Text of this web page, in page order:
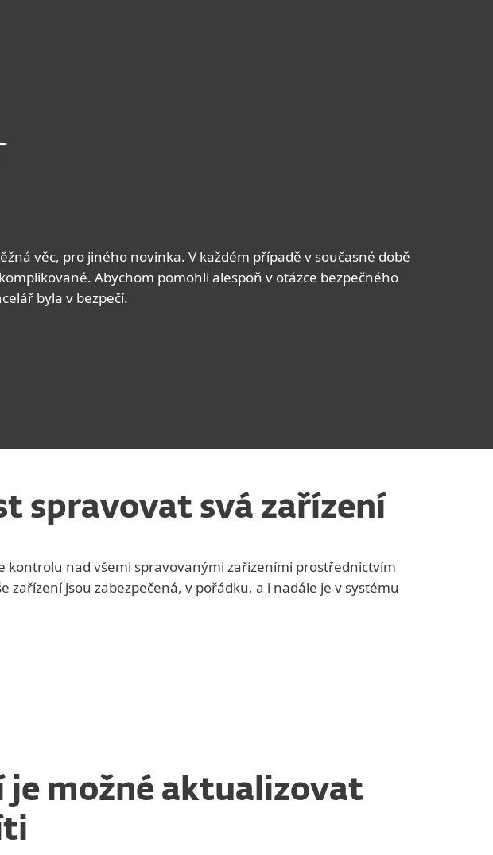
věc, pro jiného novinka. V každém případě v současné době
Abychom pomohli alespoň v otázce bezpečného
byla v bezpečí.
spravovat svá zařízení
nad všemi spravovanými zařízeními prostřednictvím
zařízení jsou zabezpečená, v pořádku, a i nadále je v systému
je možné aktualizovat